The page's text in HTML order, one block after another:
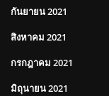
กันยายน 2021
สิงหาคม 2021
กรกฎาคม 2021
มิถุนายน 2021